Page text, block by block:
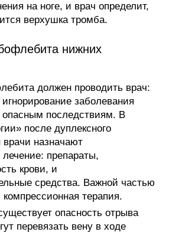
на ноге, и врач определит,
верхушка тромба.
нижних
должен проводить врач:
заболевания
опасным последствиям. В
после дуплексного
врачи назначают
препараты,
крови, и
средства. Важной частью
компрессионная терапия.
опасность отрыва
перевязать вену в ходе